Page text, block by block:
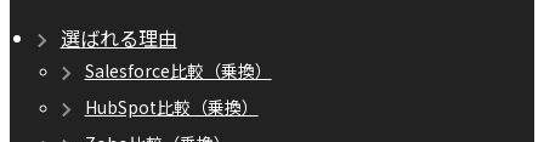
選ばれる理由
Salesforce比較（乗換）
HubSpot比較（乗換）